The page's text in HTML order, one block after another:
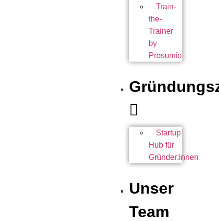
Train-
the-
Trainer
by
Prosumio
Startup
Hub für
Gründer:innen
Unser
Team